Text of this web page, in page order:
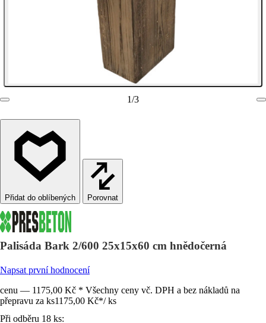
1/3
Porovnat
Palisáda Bark 2/600 25x15x60 cm hnědočerná
Napsat první hodnocení
cenu — 1175,00 Kč * Všechny ceny vč. DPH a bez nákladů na
přepravu za ks1175,00 Kč*/ ks
Při odběru 18 ks: